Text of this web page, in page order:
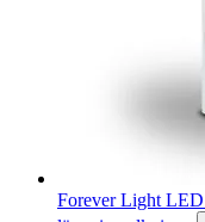
Forever Light